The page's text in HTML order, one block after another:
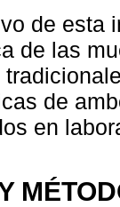
de esta
de las
de
en